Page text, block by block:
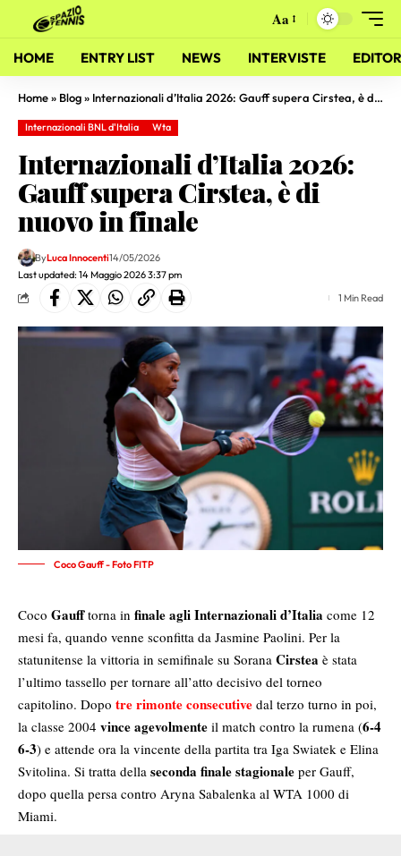
Aa
HOME ENTRY LIST NEWS INTERVISTE
Home» Blog» Internazionali d’Italia 2026: Gauff supera Cirstea, è di nuovo in finale
Internazionali BNL d'Italia Wta
Internazionali d’Italia 2026:
Gauff supera Cirstea, è di
nuovo in finale
Last updated: 14 Maggio 2026 3:37 pm
ByLuca Innocenti14/05/2026
1 Min Read
Coco Gauff - Foto FITP
Coco Gaufftorna in finale agli Internazionali d’Italia come 12
mesi fa, quando venne sconfitta da Jasmine Paolini. Per la
statunitense la vittoria in semifinale su Sorana Cirstea è stata
l’ultimo tassello per tornare all’atto decisivo del torneo
capitolino. Dopo tre rimonte consecutive dal terzo turno in poi,
la classe 2004 vince agevolmente il match contro la rumena (6-4
6-3) e attende ora la vincente della partita tra Iga Swiatek e Elina
Svitolina. Si tratta della seconda finale stagionale per Gauff,
dopo quella persa contro Aryna Sabalenka al WTA 1000 di
Miami.